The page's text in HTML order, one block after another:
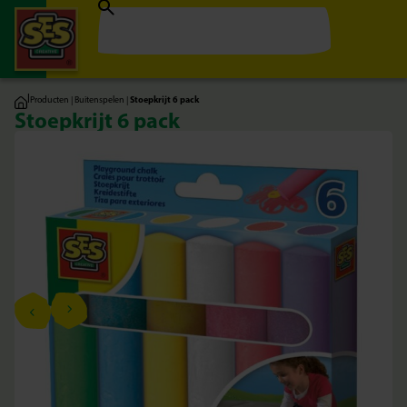
|Producten | Buitenspelen |Stoepkrijt 6 pack
Stoepkrijt 6 pack